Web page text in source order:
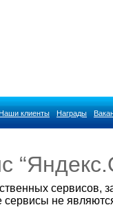
Наши клиенты Награды
сервисов,
не